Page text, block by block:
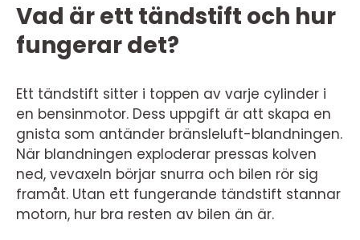
Vad är ett tändstift och hur
fungerar det?
Ett tändstift sitter i toppen av varje cylinder i
en bensinmotor. Dess uppgift är att skapa en
gnista som antänder bränsleluft-blandningen.
När blandningen exploderar pressas kolven
ned, vevaxeln börjar snurra och bilen rör sig
framåt. Utan ett fungerande tändstift stannar
motorn, hur bra resten av bilen än är.